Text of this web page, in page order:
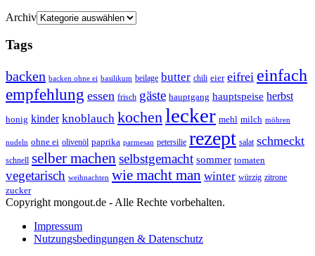
Archiv
Tags
backen backen ohne ei basilikum beilage butter chili eier eifrei einfach
empfehlung essen frisch gäste hauptgang hauptspeise herbst
honig kinder knoblauch kochenlecker mehl milch möhren
nudeln ohne ei olivenöl paprika parmesan petersilie rezept salat schmeckt
schnell selber machen selbstgemacht sommer tomaten
vegetarisch weihnachten wie macht man winter würzig zitrone
zucker
Copyright mongout.de - Alle Rechte vorbehalten.
Impressum
Nutzungsbedingungen & Datenschutz